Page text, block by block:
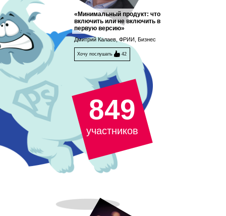
«Минимальный продукт: что
включить или не включить в
первую версию»
Дмитрий Калаев, ФРИИ, Бизнес
Хочу послушать 42
849
участников